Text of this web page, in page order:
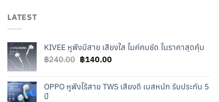
LATEST
KIVEE หูฟังมีสาย เสียงใส ไมค์คมชัด ในราคาสุดคุ้ม
฿240.00 Original
฿240.00.
฿140.00Current
฿140.00.
OPPO หูฟังไร้สาย TWS เสียงดี เบสหนัก รับประกัน 5
ปี